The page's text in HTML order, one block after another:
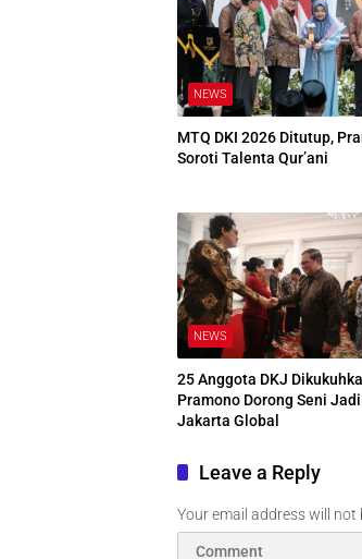
NEWS
MTQ DKI 2026 Ditutup,
Soroti Talenta Qur’ani
NEWS
25 Anggota DKJ
Pramono Dorong Seni
Jakarta Global
Leave a Reply
Your email address will not